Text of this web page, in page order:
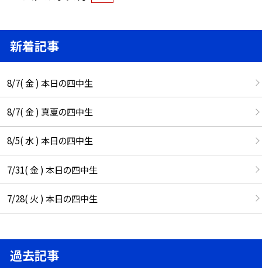
新着記事
8/7( 金 ) 本日の四中生
8/7( 金 ) 真夏の四中生
8/5( 水 ) 本日の四中生
7/31( 金 ) 本日の四中生
7/28( 火 ) 本日の四中生
過去記事